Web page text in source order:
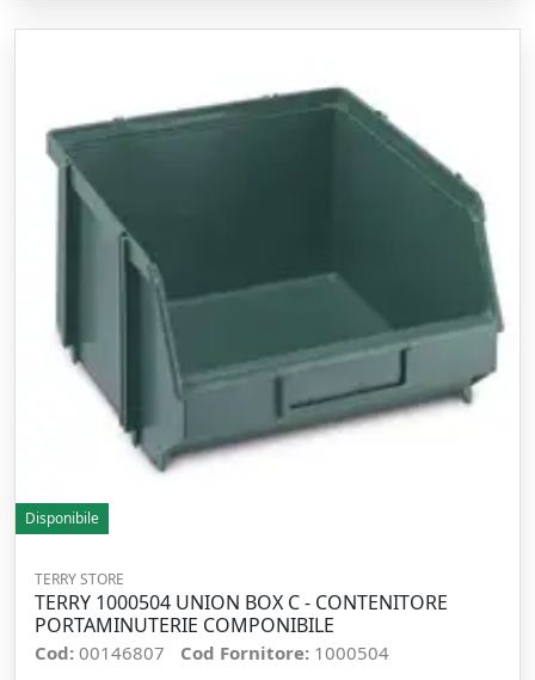
Disponibile
TERRY STORE
TERRY 1000504 UNION BOX C - CONTENITORE
PORTAMINUTERIE COMPONIBILE
Cod: 00146807 Cod Fornitore: 1000504